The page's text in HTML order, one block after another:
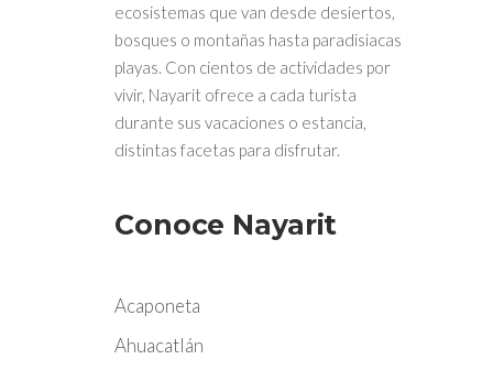
ecosistemas que van desde desiertos,
bosques o montañas hasta paradisiacas
playas. Con cientos de actividades por
vivir, Nayarit ofrece a cada turista
durante sus vacaciones o estancia,
distintas facetas para disfrutar.
Conoce Nayarit
Acaponeta
Ahuacatlán